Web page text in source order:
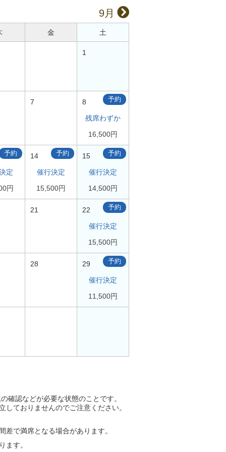
9月
金 土
1
7 8 予約
残席わずか
16,500円
予約
定
円
14 予約
催行決定
15,500円
15 予約
催行決定
14,500円
21 22 予約
催行決定
15,500円
28 29 予約
催行決定
11,500円
確認などが必要な状態のことです。
ておりませんのでご注意ください。
で満席となる場合があります。
ます。